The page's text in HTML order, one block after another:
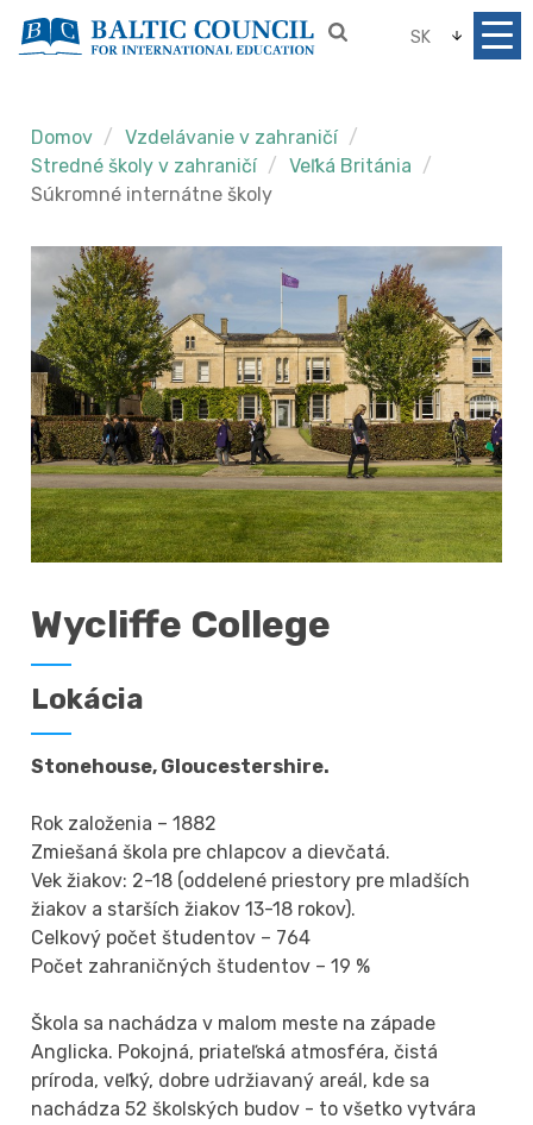
SK
Domov
Vzdelávanie v zahraničí
Stredné školy v zahraničí
Veľká Británia
Súkromné internátne školy
Wycliffe College
Lokácia
Stonehouse, Gloucestershire.
Rok založenia – 1882
Zmiešaná škola pre chlapcov a dievčatá.
Vek žiakov: 2-18 (oddelené priestory pre mladších
žiakov a starších žiakov 13-18 rokov).
Celkový počet študentov – 764
Počet zahraničných študentov – 19 %
Škola sa nachádza v malom meste na západe
Anglicka. Pokojná, priateľská atmosféra, čistá
príroda, veľký, dobre udržiavaný areál, kde sa
nachádza 52 školských budov - to všetko vytvára